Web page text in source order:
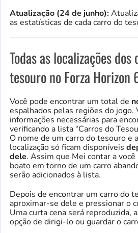
Atualização (24 de junho):
as estatísticas de cada carro do
Todas as localizações
tesouro no Forza Horizon
Você pode encontrar um total de
espalhados pelas regiões do jogo.
informações necessárias para
verificando a lista “Carros do
O nome de um carro do tesouro e
localização só ficam disponíveis
dele. Assim que Mei contar a
boato em torno de um carro
serão adicionados à lista.
Depois de encontrar um carro do
aproximar-se dele e pressionar o
Uma curta cena será reproduzida,
opção de dirigi-lo ou guardar o